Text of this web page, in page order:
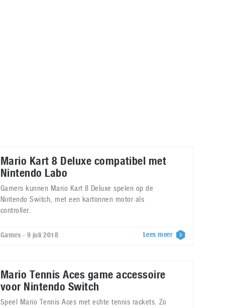
Mario Kart 8 Deluxe compatibel met
Nintendo Labo
Gamers kunnen Mario Kart 8 Deluxe spelen op de
Nintendo Switch, met een kartonnen motor als
controller.
Games - 9 juli 2018 Lees meer
Mario Tennis Aces game accessoire
voor Nintendo Switch
Speel Mario Tennis Aces met echte tennis rackets. Zo